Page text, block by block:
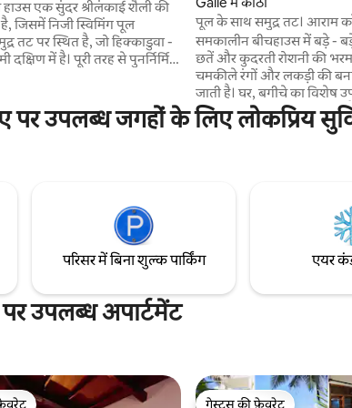
एक सुंदर श्रीलंकाई शैली की
है, जिसमें निजी स्विमिंग पूल
तट पर स्थित है, जो हिक्काडुवा -
पूरी तरह से पुनर्निर्मित
स्नॉर्कलिंग, सर्फ़िंग, प्रकृति को
धूप में समुद्र तट का आनंद लेने के
पूल के साथ समुद्र तट। आराम
समकालीन बीचहाउस में बड़े -
छतें और कुदरती रोशनी की
चमकीले रंगों और लकड़ी की
जाती है। घर, बगीचे का विशेष उपयोग। 10 मीटर के
पूल में एक उथला चरण शामिल
प्लस सीलिंग पंखे फ्री फाइबर -
पर उपलब्ध जगहों के लिए लोकप्रिय
परिसर में बिना शुल्क पार्किंग एयर
उपलब्ध अपार्टमेंट
गेस्ट्स की फ़ेवरेट